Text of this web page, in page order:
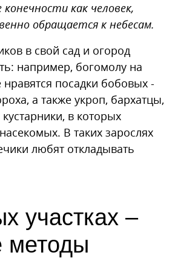
как человек,
обращается к небесам.
в свой сад и огород
например, богомолу на
нравятся посадки бобовых -
а также укроп, бархатцы,
в которых
В таких зарослях
любят откладывать
участках –
методы